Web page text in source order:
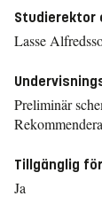
Studierektor
Lasse
Preliminär
Tillgänglig
Ja